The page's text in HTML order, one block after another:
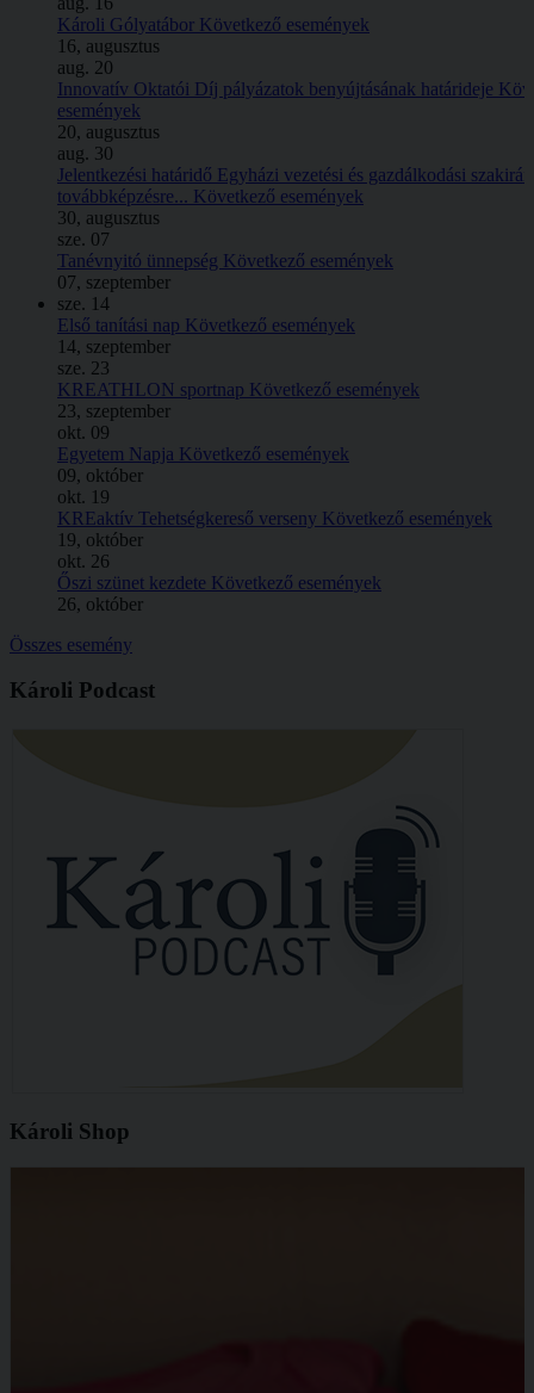
Károli Gólyatábor Következő események
16, augusztus
aug. 20
Innovatív Oktatói Díj pályázatok benyújtásának határideje
események
20, augusztus
aug. 30
Jelentkezési határidő Egyházi vezetési és gazdálkodási
továbbképzésre... Következő események
30, augusztus
sze. 07
Tanévnyitó ünnepség Következő események
07, szeptember
sze. 14
Első tanítási nap Következő események
14, szeptember
sze. 23
KREATHLON sportnap Következő események
23, szeptember
okt. 09
Egyetem Napja Következő események
09, október
okt. 19
KREaktív Tehetségkereső verseny Következő események
19, október
okt. 26
Őszi szünet kezdete Következő események
26, október
Összes esemény
Károli Podcast
Károli Shop